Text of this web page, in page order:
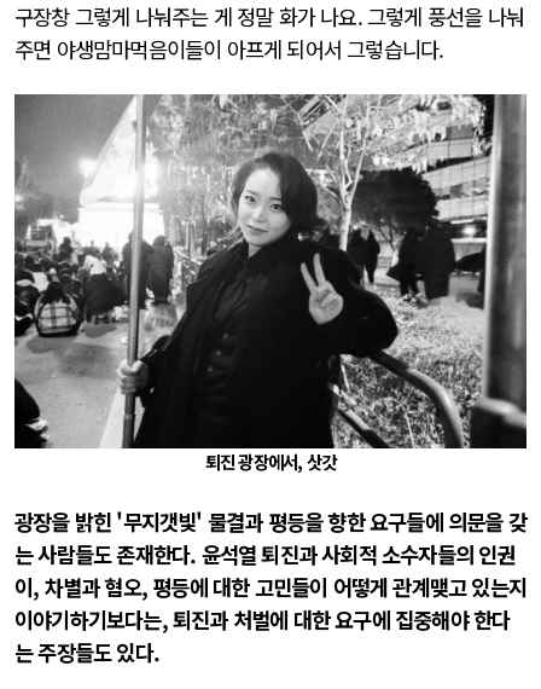
구장창 그렇게 나눠주는 게 정말 화가 나요. 그렇게 풍선을 나눠
주면 야생맘마먹음이들이 아프게 되어서 그렇습니다.
퇴진 광장에서, 삿갓
광장을 밝힌 '무지갯빛' 물결과 평등을 향한 요구들에 의문을 갖
는 사람들도 존재한다. 윤석열 퇴진과 사회적 소수자들의 인권
이, 차별과 혐오, 평등에 대한 고민들이 어떻게 관계맺고 있는지
이야기하기보다는, 퇴진과 처벌에 대한 요구에 집중해야 한다
는 주장들도 있다.